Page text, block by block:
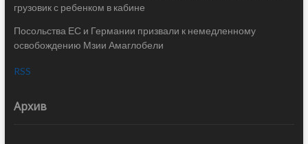
грузовик с ребенком в кабине
Посольства ЕС и Германии призвали к немедленному
освобождению Мзии Амаглобели
RSS
Архив